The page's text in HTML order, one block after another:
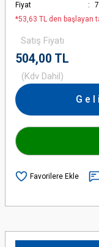
Fiyat
*53,63 TL den başlayan
Satış Fiyatı
504,00 TL
(Kdv Dahil)